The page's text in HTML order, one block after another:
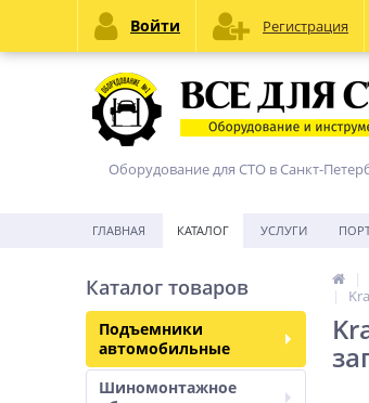
Оборудование для СТО в Санкт-
ГЛАВНАЯ КАТАЛОГ УСЛУГИ
Каталог товаров
Подъемники
автомобильные
Шиномонтажное
Войти Регистрация